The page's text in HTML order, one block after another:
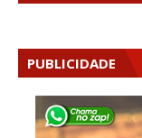
PUBLICIDADE